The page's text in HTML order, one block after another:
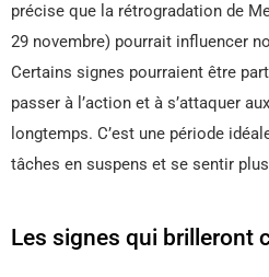
précise que la rétrogradation de
29 novembre) pourrait influencer
Certains signes pourraient être
passer à l’action et à s’attaquer
longtemps. C’est une période
tâches en suspens et se sentir
Les signes qui brilleront